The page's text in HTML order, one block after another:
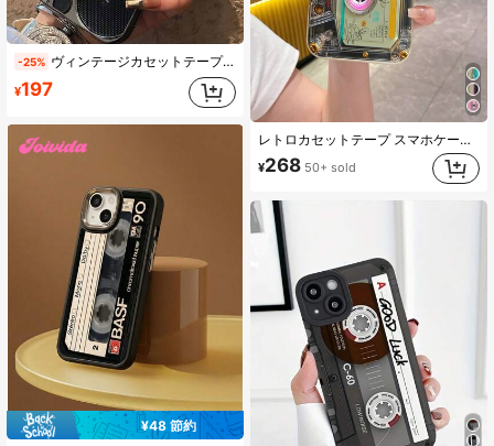
4.96 26K フォロワー
4.96 26K フォロワー
4.96 26K フォロワー
-25% ヴィンテージカセットテーププレーヤープリントスマホケース、3Dメタリックテクスチャ耐衝撃フルカメラ保護カバー、X/Xs/Xsmax/7/8/7P/8P/17/16/11/12/13/14/15/7/8/16Pro/16Plus/16ProMax/17Pro/17e/17ProMax/SEおよびGalaxy/A55/A54/A14/A12/A13/A15/A32/A33/A24/A52S/S20/S21/S22/S23/S24/S25/S23Plus/S24Ultra/S25//S25ULTRA/A15/A33/A23/S26/S26PLUS/S26ULTRA/A17/A16/A56/A57対応
¥197
¥48 節約
レトロカセットテープ スマホケース 1個 Apple、Galaxy、Infinix、Redmi、OPPO、VIVO、Realmeに対応
¥268 50+ sold